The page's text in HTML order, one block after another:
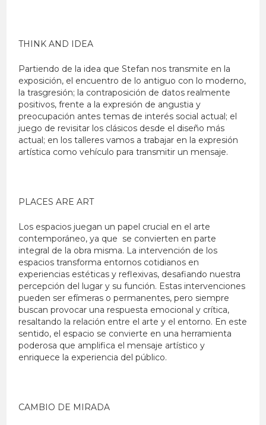
THINK AND IDEA
Partiendo de la idea que Stefan nos transmite en la
exposición, el encuentro de lo antiguo con lo moderno,
la trasgresión; la contraposición de datos realmente
positivos, frente a la expresión de angustia y
preocupación antes temas de interés social actual; el
juego de revisitar los clásicos desde el diseño más
actual; en los talleres vamos a trabajar en la expresión
artística como vehículo para transmitir un mensaje.
PLACES ARE ART
Los espacios juegan un papel crucial en el arte
contemporáneo, ya que se convierten en parte
integral de la obra misma. La intervención de los
espacios transforma entornos cotidianos en
experiencias estéticas y reflexivas, desafiando nuestra
percepción del lugar y su función. Estas intervenciones
pueden ser efímeras o permanentes, pero siempre
buscan provocar una respuesta emocional y crítica,
resaltando la relación entre el arte y el entorno. En este
sentido, el espacio se convierte en una herramienta
poderosa que amplifica el mensaje artístico y
enriquece la experiencia del público.
CAMBIO DE MIRADA